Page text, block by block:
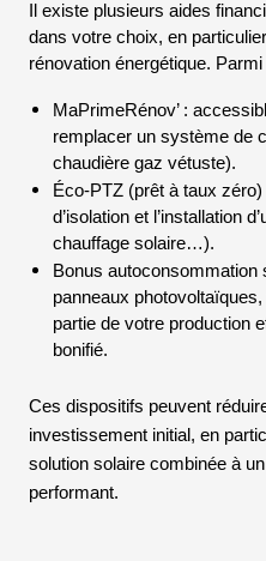
Il existe plusieurs aides
dans votre choix, en
rénovation énergétique.
MaPrimeRénov’ :
remplacer un système de
chaudière gaz vétuste).
Éco-PTZ (prêt à taux
d’isolation et l’installation
chauffage solaire…).
Bonus autoconsommation
panneaux
partie de votre production
bonifié.
Ces dispositifs peuvent
investissement initial, en
solution solaire combinée à
performant.